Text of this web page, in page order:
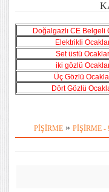
Doğalgazlı CE Belgeli
Elektrikli
Set üstü Ocaklar
iki gözlü
Üç Gözlü
DörtGözlü
PIŞIRME » PIŞIRME -